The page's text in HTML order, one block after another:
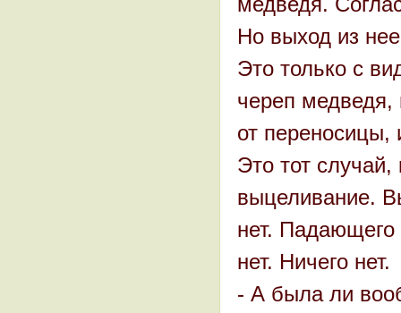
Но выход из
Это только с
череп медведя,
от переносицы,
Это тот
выцеливание.
нет.
нет. Ничего нет.
- А была ли